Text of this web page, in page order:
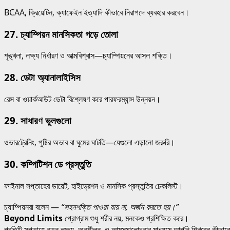
BCAA, ক্রিয়েটিন, ক্যাফেইন ইত্যাদি কীভাবে নিরাপদে ব্যবহার করবেন।
27.চ্যাম্পিয়ন মানসিকতা গড়ে তোলা
শৃঙ্খলা, লক্ষ্য নির্ধারণ ও আত্মবিশ্বাস—চ্যাম্পিয়নের আসল শক্তি।
28. ডেটা অ্যানালাইসিস
রেস বা ওয়ার্কআউট ডেটা বিশ্লেষণ করে পারফরম্যান্স উন্নয়ন।
29. সাধারণ ভুলগুলো
ওভারট্রেনিং, পুষ্টির অভাব বা ঘুমের ঘাটতি—যেগুলো এড়ানো জরুরি।
30. কম্পিটিশন ডে প্রস্তুতি
ফাইনাল সপ্তাহের ডায়েট, হাইড্রেশন ও মানসিক প্রস্তুতির চেকলিস্ট।
চ্যাম্পিয়নরা বলেন — “সহনশক্তি পাওয়া যায় না, অর্জন করতে হয়।”
Beyond Limitsপ্রোগ্রাম শুধু শরীর নয়, মনকেও প্রশিক্ষিত করে।